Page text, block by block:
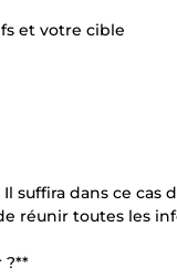
et votre cible
suffira dans ce
réunir toutes les
?**